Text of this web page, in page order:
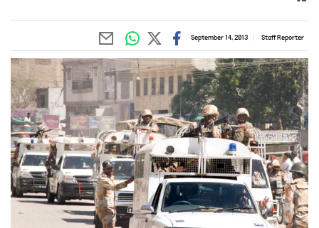
Staff Reporter
September 14, 2013